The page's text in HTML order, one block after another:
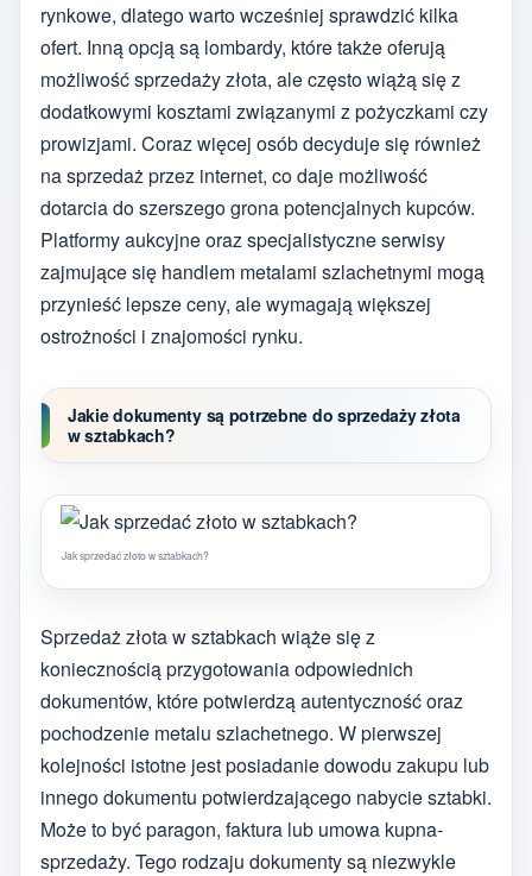
rynkowe, dlatego warto wcześniej sprawdzić kilka
ofert. Inną opcją są lombardy, które także oferują
możliwość sprzedaży złota, ale często wiążą się z
dodatkowymi kosztami związanymi z pożyczkami czy
prowizjami. Coraz więcej osób decyduje się również
na sprzedaż przez internet, co daje możliwość
dotarcia do szerszego grona potencjalnych kupców.
Platformy aukcyjne oraz specjalistyczne serwisy
zajmujące się handlem metalami szlachetnymi mogą
przynieść lepsze ceny, ale wymagają większej
ostrożności i znajomości rynku.
Jakie dokumenty są potrzebne do sprzedaży złota
w sztabkach?
Jak sprzedać złoto w sztabkach?
Sprzedaż złota w sztabkach wiąże się z
koniecznością przygotowania odpowiednich
dokumentów, które potwierdzą autentyczność oraz
pochodzenie metalu szlachetnego. W pierwszej
kolejności istotne jest posiadanie dowodu zakupu lub
innego dokumentu potwierdzającego nabycie sztabki.
Może to być paragon, faktura lub umowa kupna-
sprzedaży. Tego rodzaju dokumenty są niezwykle